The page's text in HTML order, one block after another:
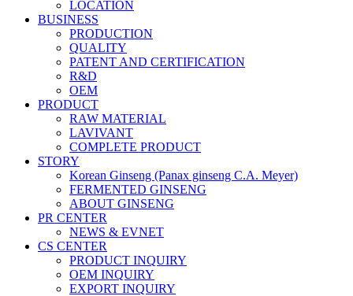
LOCATION
BUSINESS
PRODUCTION
QUALITY
PATENT AND CERTIFICATION
R&D
OEM
PRODUCT
RAW MATERIAL
LAVIVANT
COMPLETE PRODUCT
STORY
Korean Ginseng (Panax ginseng C.A. Meyer)
FERMENTED GINSENG
ABOUT GINSENG
PR CENTER
NEWS & EVNET
CS CENTER
PRODUCT INQUIRY
OEM INQUIRY
EXPORT INQUIRY